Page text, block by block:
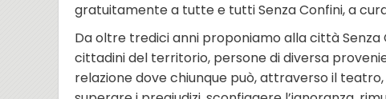
gratuitamente a tutte e tutti Senza Confini, a
Da oltre tredici anni proponiamo alla città
cittadini del territorio, persone di diversa
relazione dove chiunque può, attraverso il